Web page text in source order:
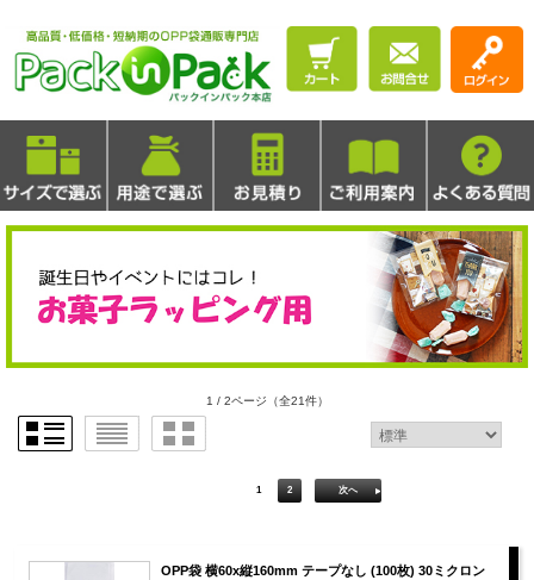
1 / 2ページ （全21件）
1 2 次へ
OPP袋 横60x縦160mm テープなし (100枚) 30ミクロン